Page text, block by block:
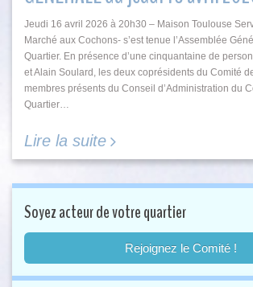
Jeudi 16 avril 2026 à 20h30 – Maison Toulouse
Marché aux Cochons- s’est tenue l’Assemblée
Quartier. En présence d’une cinquantaine de
et Alain Soulard, les deux coprésidents du Comité
membres présents du Conseil d’Administration du
Quartier…
Lire la suite
Soyez acteur de votre quartier
Rejoignez le Comité !